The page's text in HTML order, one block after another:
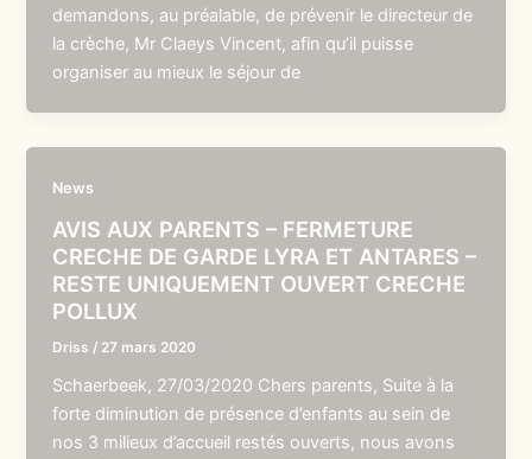
demandons, au préalable, de prévenir le directeur de
la crèche, Mr Claeys Vincent, afin qu’il puisse
organiser au mieux le séjour de
News
AVIS AUX PARENTS – FERMETURE
CRECHE DE GARDE LYRA ET ANTARES –
RESTE UNIQUEMENT OUVERT CRECHE
POLLUX
Driss / 27 mars 2020
Schaerbeek, 27/03/2020 Chers parents, Suite à la
forte diminution de présence d’enfants au sein de
nos 3 milieux d’accueil restés ouverts, nous avons